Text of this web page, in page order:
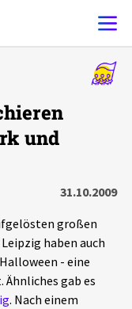
und
31.10.2009
großen
haben auch
- eine
gab es
. Nach einem
Filter Erklärungen